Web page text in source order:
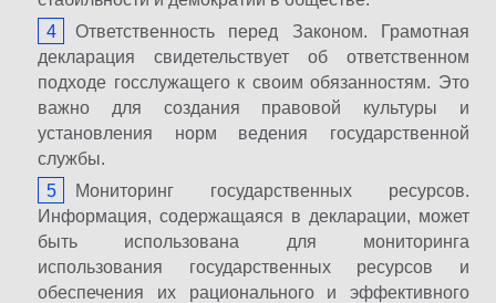
Ответственность перед Законом. Грамотная
декларация свидетельствует об ответственном
подходе госслужащего к своим обязанностям. Это
важно для создания правовой культуры и
установления норм ведения государственной
службы.
Мониторинг государственных ресурсов.
Информация, содержащаяся в декларации, может
быть использована для мониторинга
использования государственных ресурсов и
обеспечения их рационального и эффективного